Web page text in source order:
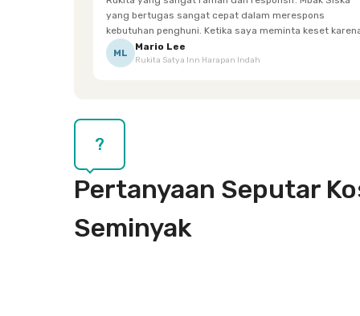
yang bertugas sangat cepat dalam merespons
kebutuhan penghuni. Ketika saya meminta keset karena
sempat terpeleset, permintaan tersebut langsung
dipenuhi dengan cepat. Terima kasih Mbak Siska.
ML
Mario Lee
Rukita Satya Inn Harapan Indah
?
Pertanyaan Seputar
Seminyak